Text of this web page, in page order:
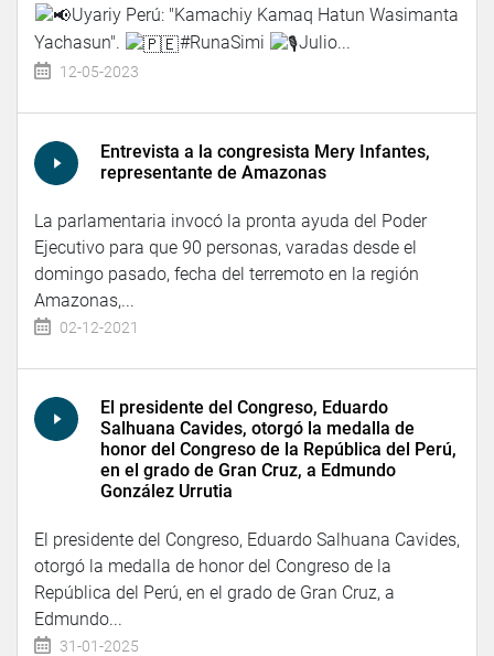
Uyariy Perú: "Kamachiy Kamaq Hatun Wasimanta
Yachasun".
#RunaSimi Julio...
12-05-2023
Entrevista a la congresista Mery Infantes,
representante de Amazonas
La parlamentaria invocó la pronta ayuda del Poder
Ejecutivo para que 90 personas, varadas desde el
domingo pasado, fecha del terremoto en la región
Amazonas,...
02-12-2021
El presidente del Congreso, Eduardo
Salhuana Cavides, otorgó la medalla de
honor del Congreso de la República del Perú,
en el grado de Gran Cruz, a Edmundo
González Urrutia
El presidente del Congreso, Eduardo Salhuana Cavides,
otorgó la medalla de honor del Congreso de la
República del Perú, en el grado de Gran Cruz, a
Edmundo...
31-01-2025